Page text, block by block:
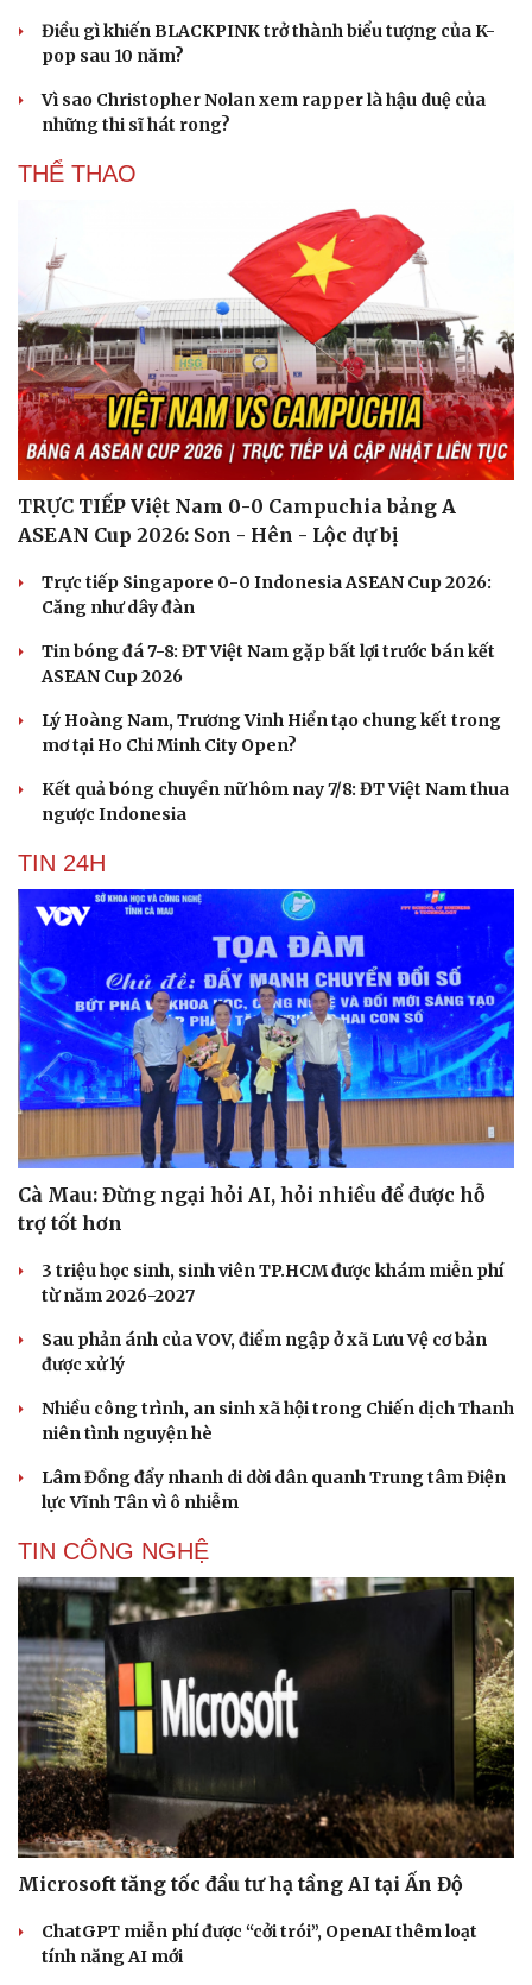
Du lịch
Tư vấn
check-in
Podcast
Cửa sổ tình yêu
Hạt giống tâm hồn
Điều gì khiến BLACKPINK trở thành biểu tượng của K-
pop sau 10 năm?
Vì sao Christopher Nolan xem rapper là hậu duệ của
những thi sĩ hát rong?
THỂ THAO
TRỰC TIẾP Việt Nam 0-0 Campuchia bảng A
ASEAN Cup 2026: Son - Hên - Lộc dự bị
Trực tiếp Singapore 0-0 Indonesia ASEAN Cup 2026:
Căng như dây đàn
Tin bóng đá 7-8: ĐT Việt Nam gặp bất lợi trước bán kết
ASEAN Cup 2026
Lý Hoàng Nam, Trương Vinh Hiển tạo chung kết trong
mơ tại Ho Chi Minh City Open?
Kết quả bóng chuyền nữ hôm nay 7/8: ĐT Việt Nam thua
ngược Indonesia
TIN 24H
Cà Mau: Đừng ngại hỏi AI, hỏi nhiều để được hỗ
trợ tốt hơn
3 triệu học sinh, sinh viên TP.HCM được khám miễn phí
từ năm 2026-2027
Sau phản ánh của VOV, điểm ngập ở xã Lưu Vệ cơ bản
được xử lý
Nhiều công trình, an sinh xã hội trong Chiến dịch Thanh
niên tình nguyện hè
Lâm Đồng đẩy nhanh di dời dân quanh Trung tâm Điện
lực Vĩnh Tân vì ô nhiễm
TIN CÔNG NGHỆ
Microsoft tăng tốc đầu tư hạ tầng AI tại Ấn Độ
ChatGPT miễn phí được “cởi trói”, OpenAI thêm loạt
tính năng AI mới